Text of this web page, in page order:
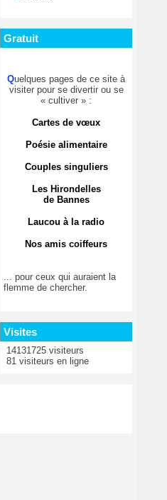
Gratuit
Quelques pages de ce site à
visiter pour se divertir ou se
« cultiver » :
Cartes de vœux
Poésie alimentaire
Couples singuliers
Les Hirondelles
de Bannes
Laucou à la radio
Nos amis coiffeurs
... pour ceux qui auraient la
flemme de chercher.
Visites
14131725 visiteurs
81 visiteurs en ligne